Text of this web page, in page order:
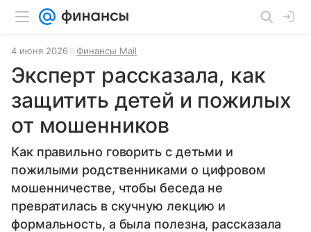
4 июня 2026 Финансы Mail
Эксперт рассказала, как
защитить детей и пожилых
от мошенников
Как правильно говорить с детьми и
пожилыми родственниками о цифровом
мошенничестве, чтобы беседа не
превратилась в скучную лекцию и
формальность, а была полезна, рассказала